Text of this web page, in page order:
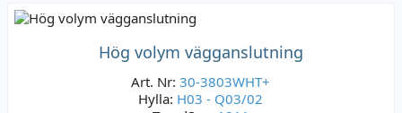
Hög volym vägganslutning
Art. Nr:30-3803WHT+
Hylla: H03 - Q03/02